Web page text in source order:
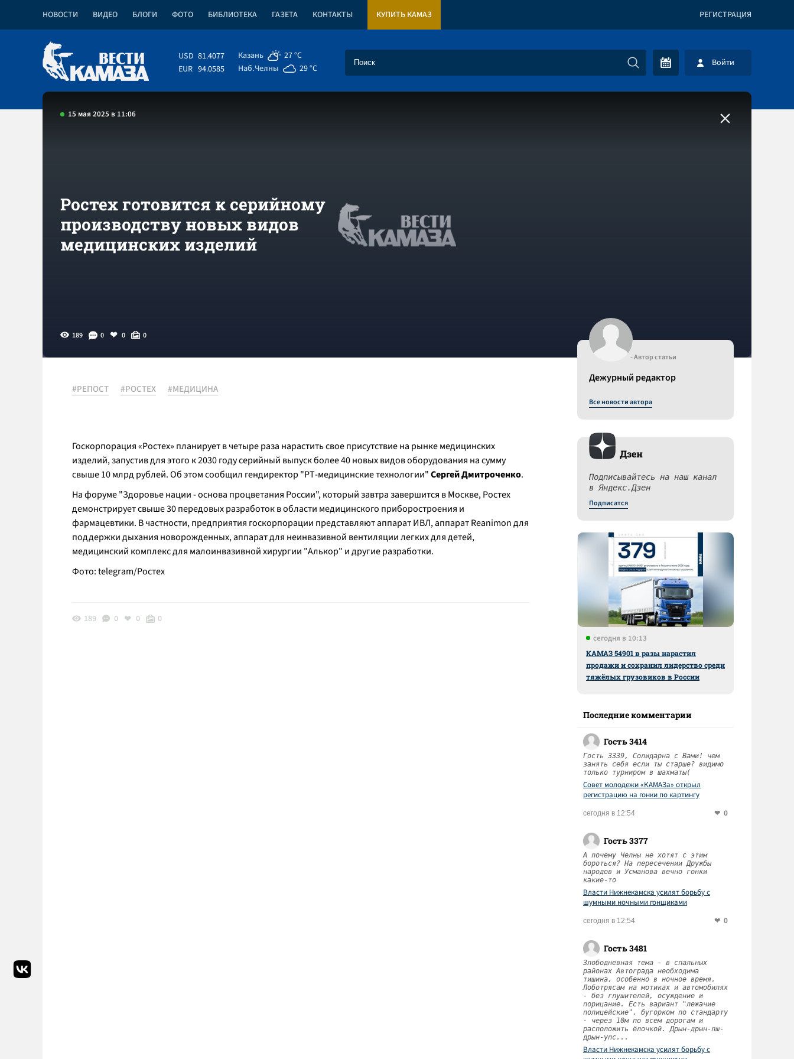
НОВОСТИ ВИДЕО БЛОГИ ФОТО БИБЛИОТЕКА ГАЗЕТА КОНТАКТЫ КУПИТЬ КАМАЗ РЕГИСТРАЦИЯ
USD 81.4077
EUR 94.0585
Казань
27 °C
Наб.Челны
29 °C Войти
15 мая 2025 в 11:06
Ростех готовится к серийному
производству новых видов
медицинских изделий
189 0 0 0
#РЕПОСТ #РОСТЕХ #МЕДИЦИНА
Госкорпорация «Ростех» планирует в четыре раза нарастить свое присутствие на рынке медицинских
изделий, запустив для этого к 2030 году серийный выпуск более 40 новых видов оборудования на сумму
свыше 10 млрд рублей. Об этом сообщил гендиректор "РТ-медицинские технологии"Сергей Дмитроченко.
На форуме "Здоровье нации - основа процветания России", который завтра завершится в Москве, Ростех
демонстрирует свыше 30 передовых разработок в области медицинского приборостроения и
фармацевтики. В частности, предприятия госкорпорации представляют аппарат ИВЛ, аппарат Reanimon для
поддержки дыхания новорожденных, аппарат для неинвазивной вентиляции легких для детей,
медицинский комплекс для малоинвазивной хирургии "Алькор" и другие разработки.
Фото: telegram/Ростех
189 0 0 0
- Автор статьи
Дежурный редактор
Все новости автора
Дзен
Подписывайтесь на наш канал
в Яндекс.Дзен
Подписатся
сегодня в 10:13
КАМАЗ 54901 в разы нарастил
продажи и сохранил лидерство среди
тяжёлых грузовиков в России
Последние комментарии
Гость 3414
Гость 3339, Солидарна с Вами! чем
занять себя если ты старше? видимо
только турниром в шахматы(
Совет молодежи «КАМАЗа» открыл
регистрацию на гонки по картингу
сегодня в 12:54 0
Гость 3377
А почему Челны не хотят с этим
бороться? На пересечении Дружбы
народов и Усманова вечно гонки
какие-то
Власти Нижнекамска усилят борьбу с
шумными ночными гонщиками
сегодня в 12:54 0
Гость 3481
Злободневная тема - в спальных
районах Автограда необходима
тишина, особенно в ночное время.
Лоботрясам на мотиках и автомобилях
- без глушителей, осуждение и
порицание. Есть вариант "лежачие
полицейские", бугорком по стандарту
- через 10м по всем дорогам и
расположить ёлочкой. Дрын-дрын-пш-
дрын-упс...
Власти Нижнекамска усилят борьбу с